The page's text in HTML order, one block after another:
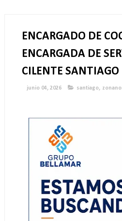
ENCARGADO DE
ENCARGADA DE
CILENTE SANTIAGO
junio 04, 2026 santiago,